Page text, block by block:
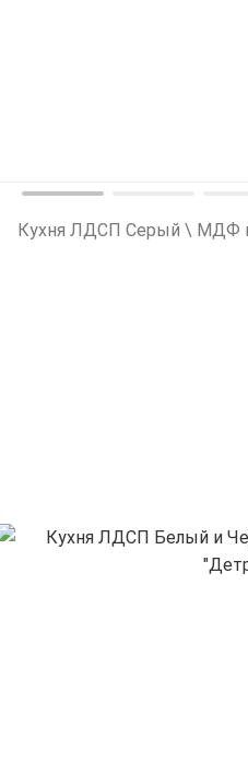
Кухня ЛДСП Серый \ МДФ